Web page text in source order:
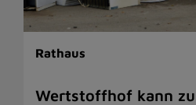
Rathaus
Wertstoffhof kann